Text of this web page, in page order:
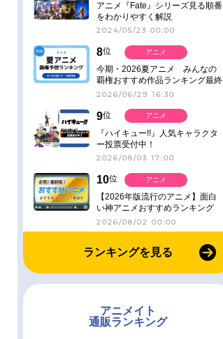
アニメ『Fate』シリーズ見る順番
をわかりやすく解説
2024/05/23 00:00
8位
今期・2026夏アニメ みんなの
覇権おすすめ作品ランキング最終
結果発表！
2026/06/29 16:30
アニメ
9位
『ハイキュー!!』人気キャラクタ
ー投票受付中！
2026/08/03 17:00
アニメ
10位
【2026年版流行のアニメ】面白
い神アニメおすすめランキング
【名作・話題作】｜ジャンル別人
気作品をピックアップ
2026/08/02 00:00
アニメ
ランキングを見る
アニメイト
通販ランキング